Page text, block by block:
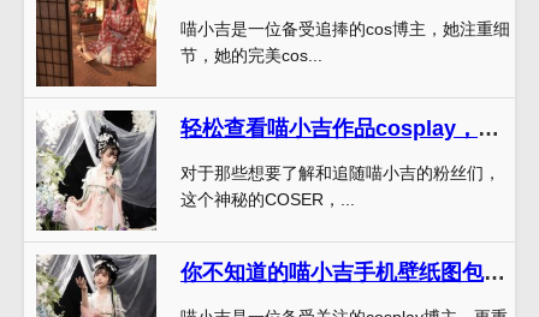
喵小吉是一位备受追捧的cos博主，她注重细
节，她的完美cos...
轻松查看喵小吉作品cosplay，亲身体验众多影像大片
对于那些想要了解和追随喵小吉的粉丝们，
这个神秘的COSER，...
你不知道的喵小吉手机壁纸图包，精选高清美图，轻松轻松拥有。